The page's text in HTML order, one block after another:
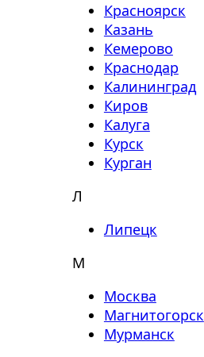
Красноярск
Казань
Кемерово
Краснодар
Калининград
Киров
Калуга
Курск
Курган
Л
Липецк
М
Москва
Магнитогорск
Мурманск